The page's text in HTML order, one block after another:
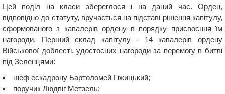
Цей поділ на класи збереглося і на даний час. Орден,
відповідно до статуту, вручається на підставі рішення капітулу,
сформованого з кавалерів ордену в порядку присвоєння їм
нагороди. Перший склад капітулу - 14 кавалерів ордену
Військової доблесті, удостоєних нагороди за перемогу в битві
під Зеленцями:
шеф ескадрону Бартоломей Гіжицький;
поручик Людвіг Метзель;